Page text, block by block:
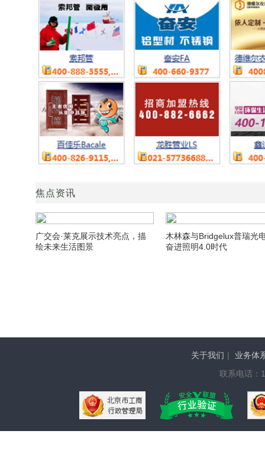
焦点资讯
广交会·莱克展示技术亮点，描
绘未来生活图景
木林森与Bridgelux普瑞光
奋进照明4.0时代
关于我们 |
业务体
联系电话